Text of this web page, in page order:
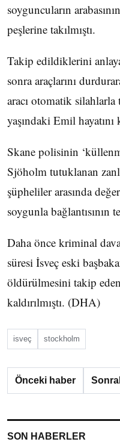
soyguncuların
peşlerine takılmıştı.
Takip edildiklerini
sonra araçlarını
aracı otomatik silahlarla
yaşındaki Emil
Skane polisinin
Sjöholm tutuklanan
şüpheliler arasında
soygunla
Daha önce kriminal
süresi İsveç eski
öldürülmesini takip
kaldırılmıştı. (DHA)
isveç stockholm
Önceki haber
SON HABERLER